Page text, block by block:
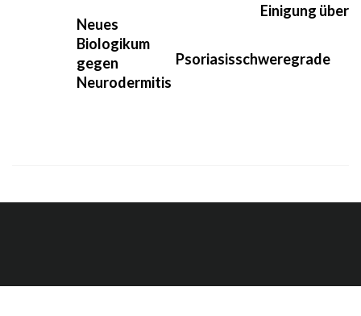
Neues
Biologikum
gegen
Neurodermitis
Einigung über
Psoriasisschweregrade